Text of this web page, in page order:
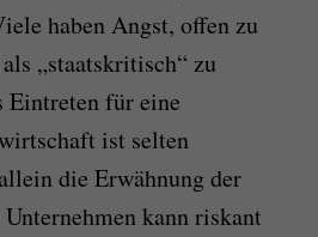
haben Angst, offen zu
„staatskritisch“ zu
Eintreten für eine
ist selten
die Erwähnung der
kann riskant